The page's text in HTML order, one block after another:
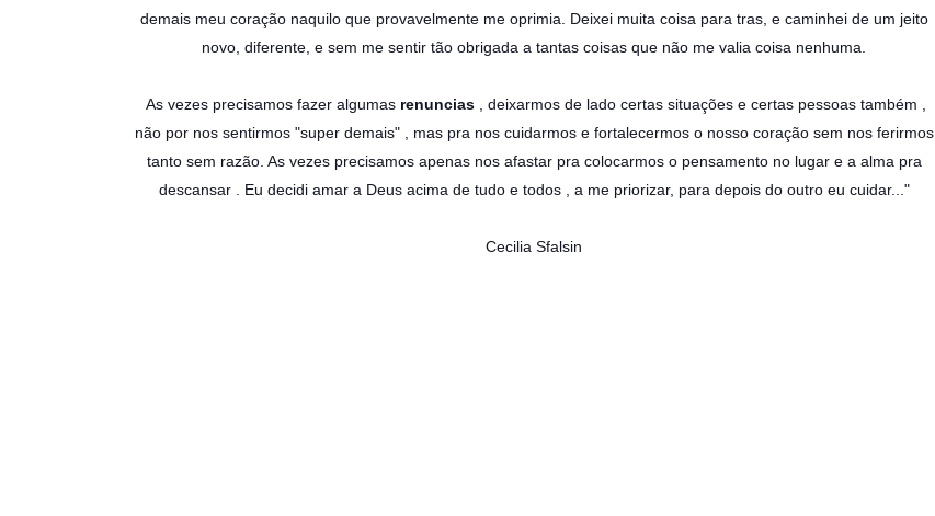
demais meu coração naquilo que provavelmente me oprimia. Deixei muita coisa para tras, e caminhei de um jeito
novo, diferente, e sem me sentir tão obrigada a tantas coisas que não me valia coisa nenhuma.
As vezes precisamos fazer algumas renuncias , deixarmos de lado certas situações e certas pessoas também ,
não por nos sentirmos "super demais" , mas pra nos cuidarmos e fortalecermos o nosso coração sem nos ferirmos
tanto sem razão. As vezes precisamos apenas nos afastar pra colocarmos o pensamento no lugar e a alma pra
descansar . Eu decidi amar a Deus acima de tudo e todos , a me priorizar, para depois do outro eu cuidar..."
Cecilia Sfalsin